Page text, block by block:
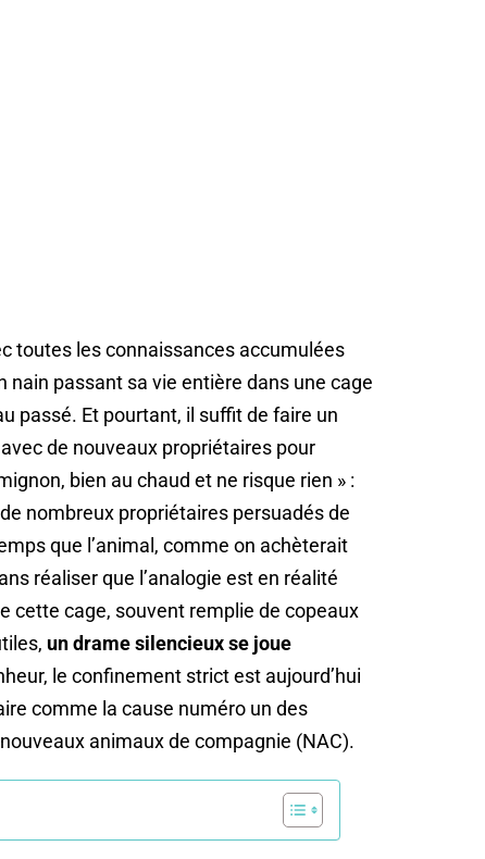
toutes les connaissances accumulées
nain passant sa vie entière dans une cage
passé. Et pourtant, il suffit de faire un
de nouveaux propriétaires pour
bien au chaud et ne risque rien » :
nombreux propriétaires persuadés de
que l’animal, comme on achèterait
réaliser que l’analogie est en réalité
cette cage, souvent remplie de copeaux
un drame silencieux se joue
le confinement strict est aujourd’hui
comme la cause numéro un des
animaux de compagnie (NAC).